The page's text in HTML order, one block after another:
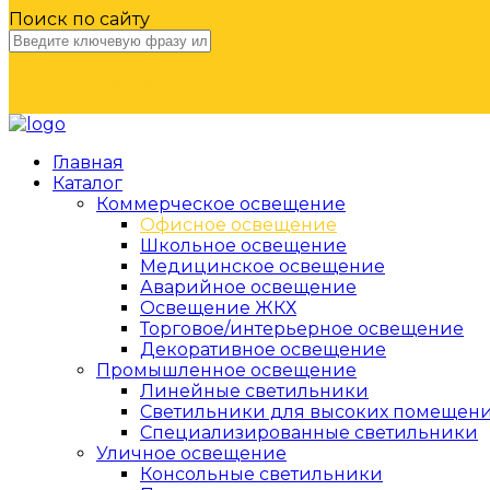
Поиск по сайту
Главная
Каталог
Коммерческое освещение
Офисное освещение
Школьное освещение
Медицинское освещение
Аварийное освещение
Освещение ЖКХ
Торговое/интерьерное освещение
Декоративное освещение
Промышленное освещение
Линейные светильники
Светильники для высоких
Специализированные светильники
Уличное освещение
Консольные светильники